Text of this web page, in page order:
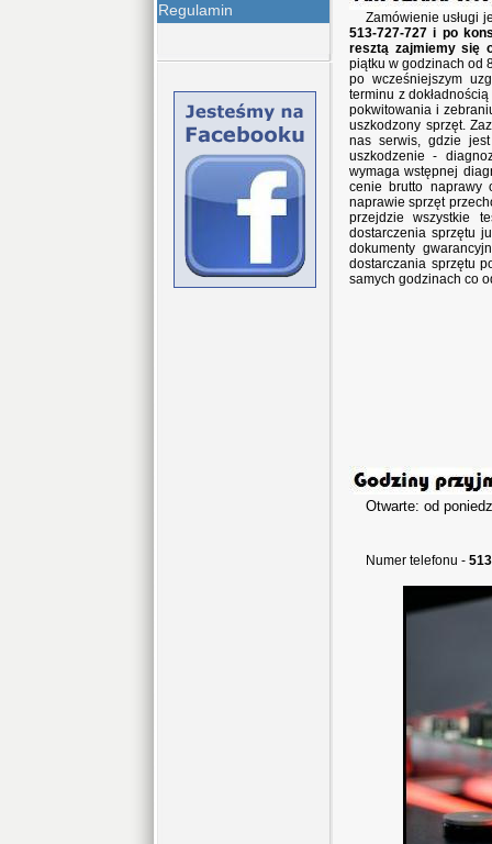
Regulamin
Zamówienie usługi
513-727-727 i po
resztą zajmiemy się
piątku w godzinach od
po wcześniejszym
terminu z
pokwitowania i
uszkodzony sprzęt.
nas serwis, gdzie
uszkodzenie -
wymaga wstępnej
cenie brutto naprawy
naprawie sprzęt
przejdzie wszystkie
dostarczenia sprzętu
dokumenty
dostarczania sprzętu
samych godzinach co
Otwarte: od
Numer telefonu -